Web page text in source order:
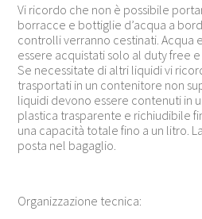
Vi ricordo che non è possibile
borracce e bottiglie d’acqua a
controlli verranno cestinati. Acqua
essere acquistati solo al duty free
Se necessitate di altri liquidi vi
trasportati in un contenitore non
liquidi devono essere contenuti in
plastica trasparente e richiudibile
una capacità totale fino a un litro.
posta nel bagaglio.
Organizzazione tecnica: